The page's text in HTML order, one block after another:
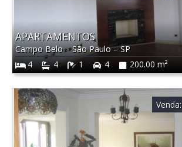
APARTAMENTOS
Campo Belo–São Paulo–SP
4
4 1 4 200.00 m²
Venda: